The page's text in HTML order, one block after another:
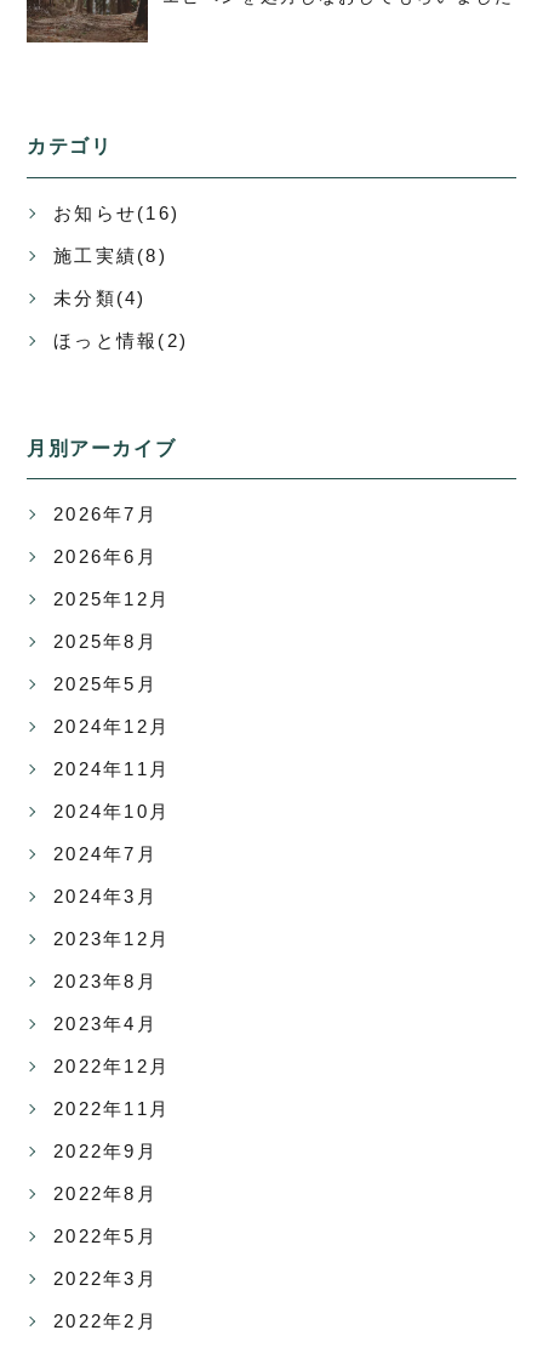
カテゴリ
お知らせ(16)
施工実績(8)
未分類(4)
ほっと情報(2)
月別アーカイブ
2026年7月
2026年6月
2025年12月
2025年8月
2025年5月
2024年12月
2024年11月
2024年10月
2024年7月
2024年3月
2023年12月
2023年8月
2023年4月
2022年12月
2022年11月
2022年9月
2022年8月
2022年5月
2022年3月
2022年2月